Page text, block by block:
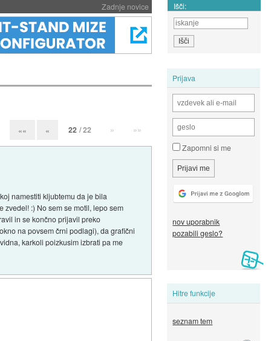
Zadnje novice Išči:
Prijava
Zapomni si me
nov uporabnik
pozabili geslo?
Hitre funkcije
seznam tem
«« « 22 / 22 » »»
namestiti kljubtemu da je bila
zvedel! :) No sem se motil, lepo sem
in se končno prijavil preko
na povsem črni podlagi), da grafični
karkoli poizkusim izbrati pa me